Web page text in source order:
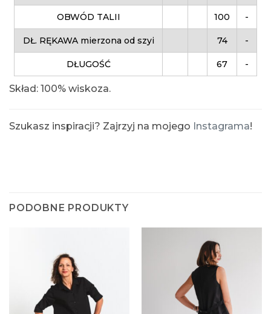
OBWÓD TALII 100 -
DŁ. RĘKAWA mierzona od szyi 74 -
DŁUGOŚĆ 67 -
Skład: 100% wiskoza.
Szukasz inspiracji? Zajrzyj na mojego Instagrama!
PODOBNE PRODUKTY